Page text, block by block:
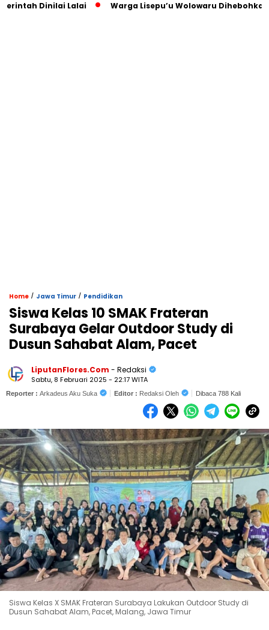
Dinilai Lalai
Warga Lisepu’u Wolowaru Dihebohkan
Home / Jawa Timur / Pendidikan
Siswa Kelas 10 SMAK Frateran
Surabaya Gelar Outdoor Study di
Dusun Sahabat Alam, Pacet
LiputanFlores.Com - Redaksi
Sabtu, 8 Februari 2025 - 22:17 WITA
Reporter : Arkadeus Aku Suka Editor : Redaksi Oleh Dibaca 788 Kali
Siswa Kelas X SMAK Frateran Surabaya Lakukan Outdoor Study di
Dusun Sahabat Alam, Pacet, Malang, Jawa Timur